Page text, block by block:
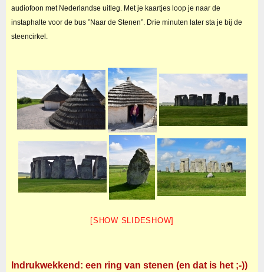
audiofoon met Nederlandse uitleg. Met je kaartjes loop je naar de
instaphalte voor de bus ”Naar de Stenen”. Drie minuten later sta je bij de
steencirkel.
[SHOW SLIDESHOW]
Indrukwekkend: een ring van stenen (en dat is het ;-))